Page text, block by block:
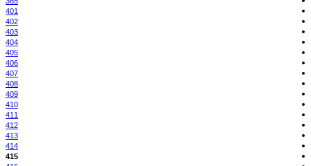
401
402
403
404
405
406
407
408
409
410
411
412
413
414
415